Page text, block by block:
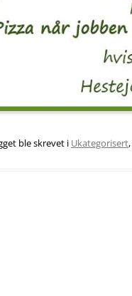
ble skrevet i Ukategorisert,